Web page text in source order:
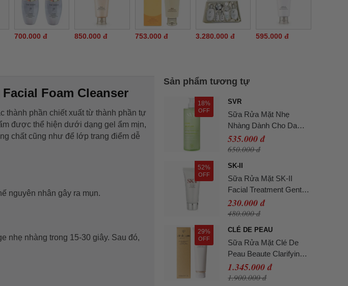
700.000 đ 850.000 đ 753.000 đ 3.280.000 đ 595.000 đ
Foam Cleanser
thành phần chiết xuất từ thành phần tự
được thể hiện dưới dạng gel ẩm mịn,
chất cũng như để lớp trang điểm dễ
nguyên nhân gây ra mụn.
nhẹ nhàng trong 15-30 giây. Sau đó,
Sản phẩm tương tự
18%
OFF
SVR
Sữa Rửa Mặt Nhẹ
Nhàng Dành Cho Da
Dầu SVR Sebiaclear Gel
Moussant 400ml
535.000 đ
650.000 đ
52%
OFF
SK-II
Sữa Rửa Mặt SK-II
Facial Treatment Gentle
Cleanser 20g
230.000 đ
480.000 đ
29%
OFF
CLÉ DE PEAU
Sữa Rửa Mặt Clé De
Peau Beaute Clarifying
Cleansing Foam 125ml
(Dành Cho Da Dầu)
1.345.000 đ
1.900.000 đ